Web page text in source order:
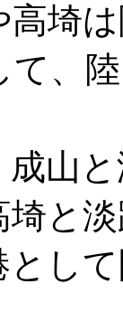
高埼
て、
山と
埼と
とし